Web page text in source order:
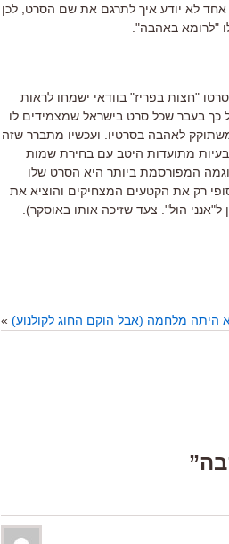
לא יודע איך לתרגם את שם הסרט, לכן
"לרומא באהבה".
"חצות בפריז" בוודאי ישמחו לראות
כך בעבר שכל סרט בישראל שמצמידים לו
לאהבה בסרטיו. ועכשיו מתברר שזה
בעיות מתועדות היטב עם בחירת שמות
המפורסמת ביותר היא הסרט שלו
רק את הקטעים המצחיקים והוציא את
הול". צעד שזיכה אותו באוסקר).
»